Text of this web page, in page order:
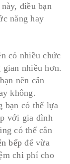
điều bạn
năng hay
có nhiều chức
nhiều hơn.
nên cân
không.
bạn có thể lựa
với gia đình
có thể cân
bếp để vừa
chi phí cho